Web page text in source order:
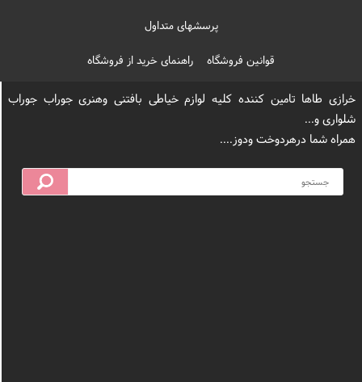
فروشگاه
ضمانت اصل بودن
پرسشهای متداول
قوانین فروشگاه راهنمای خرید از فروشگاه
خرازی طاها تامین کننده کلیه لوازم خیاطی بافتنی وهنری جوراب جوراب
شلواری و...
همراه شما درهردوخت ودوز....